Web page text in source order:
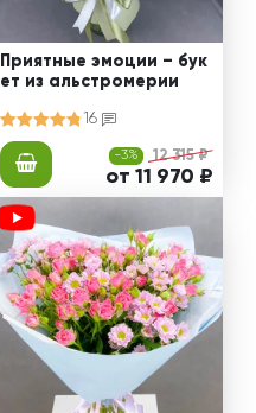
Приятные эмоции – бук
ет из альстромерии
16
-3% 12 315 ₽
от 11 970 ₽